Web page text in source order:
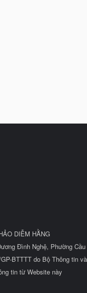
DIỄM HẰNG
Đình Nghệ, Phường
BTTTT do Bộ Thông tin
tin từ Website này